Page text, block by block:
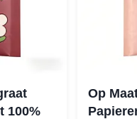
100%
Op